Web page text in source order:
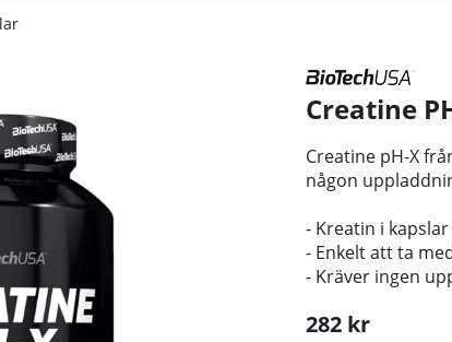
Creatine
Creatine pH-X
någon
- Kreatin i kapslar
- Enkelt att ta
- Kräver ingen
282 kr